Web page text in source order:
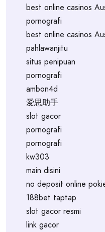
best online casinos
pornografi
best online casinos
pahlawanjitu
situs penipuan
pornografi
ambon4d
爱思助手
slot gacor
pornografi
pornografi
kw303
main disini
no deposit online
188bet taptap
slot gacor resmi
link gacor